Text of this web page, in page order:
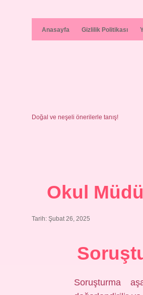
Anasayfa Gizlilik Politikası
Doğal ve neşeli önerilerle tanış!
Okul
Tarih: Şubat 26, 2025
Soruşturma